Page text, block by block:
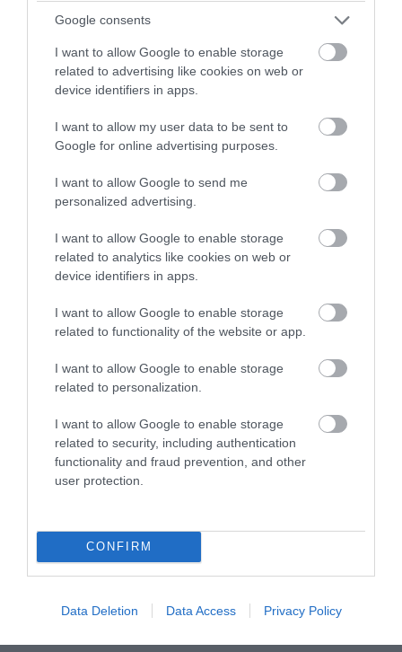
Google consents
I want to allow Google to enable storage
related to advertising like cookies on web or
device identifiers in apps.
I want to allow my user data to be sent to
Google for online advertising purposes.
I want to allow Google to send me
personalized advertising.
I want to allow Google to enable storage
related to analytics like cookies on web or
device identifiers in apps.
I want to allow Google to enable storage
related to functionality of the website or app.
I want to allow Google to enable storage
related to personalization.
I want to allow Google to enable storage
related to security, including authentication
functionality and fraud prevention, and other
user protection.
CONFIRM
Data Deletion Data Access Privacy Policy
08.08.2026 | 20:04
PRONEWS.GR /ΚΟΣΜΟΣ
Μόσχα: Έχασαν την πτήση και έτρεχαν με
την βαλίτσα στον αεροδιάδρομο (βίντεο)
08.08.2026 | 20:00